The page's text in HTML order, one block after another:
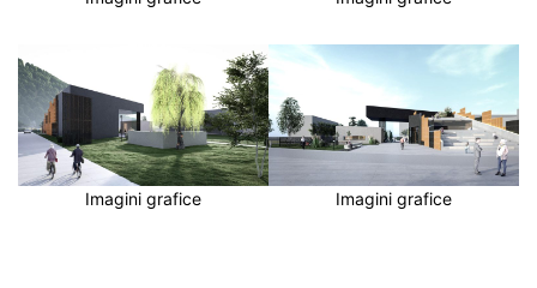
Imagini grafice Imagini grafice